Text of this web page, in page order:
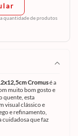
a quantidade de produtos
Cromusé a
muito bom gosto e
quente, esta
visual clássico e
e refinamento,
cuidadosa que faz